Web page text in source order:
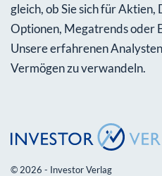
gleich, ob Sie sich für
Optionen, Megatrends oder
Unsere erfahrenen
Vermögen zu verwandeln.
© 2026 - Investor Verlag